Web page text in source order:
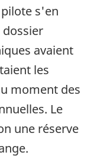
s'en
avaient
les
moment des
Le
une réserve